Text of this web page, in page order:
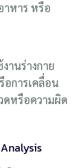
าหาร หรือ
านร่างกาย
อการเคลื่อน
ดหรือความผิด